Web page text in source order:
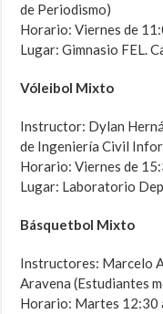
de Periodismo)
Horario: Viernes de
Lugar: Gimnasio FEL.
Vóleibol Mixto
Instructor: Dylan
de Ingeniería Civil
Horario: Viernes de
Lugar: Laboratorio
Básquetbol Mixto
Instructores: Marcelo
Aravena (Estudiantes
Horario: Martes 12:30